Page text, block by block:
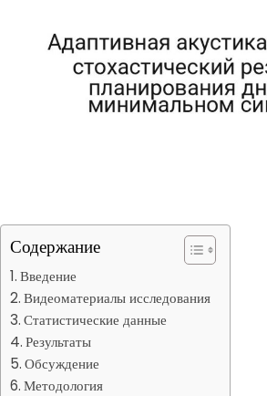
Содержание
Введение
Видеоматериалы исследования
Статистические данные
Результаты
Обсуждение
Методология